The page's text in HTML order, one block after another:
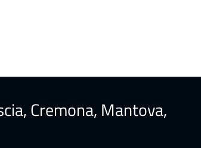
Cremona, Mantova,